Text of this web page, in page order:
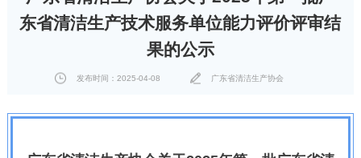
东省清洁生产技术服务单位能力评价评审结
果的公示
发布时间：2025-04-08 广东省清洁生产协会